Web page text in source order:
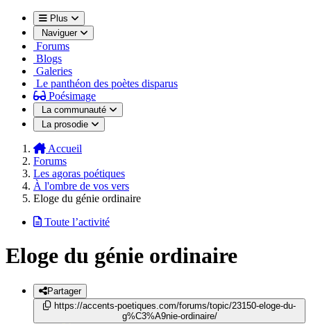
Plus
Naviguer
Forums
Blogs
Galeries
Le panthéon des poètes disparus
Poésimage
La communauté
La prosodie
Accueil
Forums
Les agoras poétiques
À l'ombre de vos vers
Eloge du génie ordinaire
Toute l’activité
Eloge du génie ordinaire
Partager
https://accents-poetiques.com/forums/topic/23150-eloge-du-
g%C3%A9nie-ordinaire/